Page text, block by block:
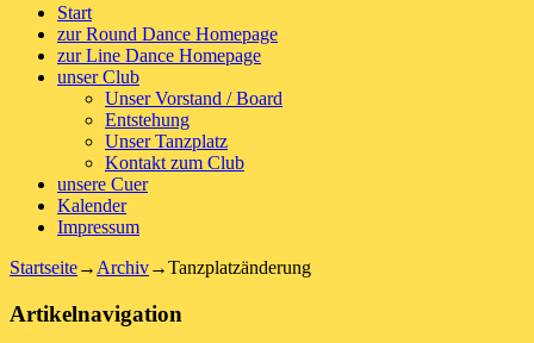
Start
zur Round Dance Homepage
zur Line Dance Homepage
unser Club
Unser Vorstand / Board
Entstehung
Unser Tanzplatz
Kontakt zum Club
unsere Cuer
Kalender
Impressum
Startseite→ Archiv→Tanzplatzänderung
Artikelnavigation